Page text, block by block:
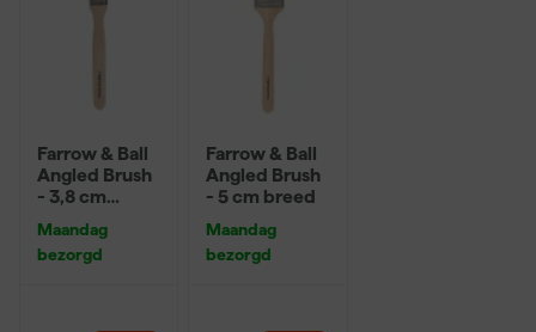
Farrow & Ball
Angled Brush
- 3,8 cm
Maandag
bezorgd
Farrow & Ball
Angled Brush
- 5 cm breed
Maandag
bezorgd